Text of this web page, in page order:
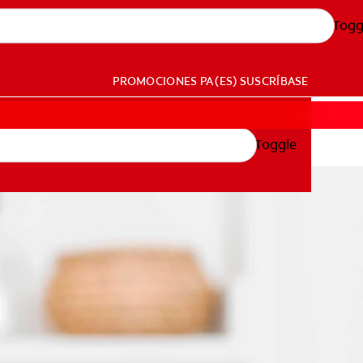
PROMOCIONES PA (ES) SUSCRÍBASE
Toggle